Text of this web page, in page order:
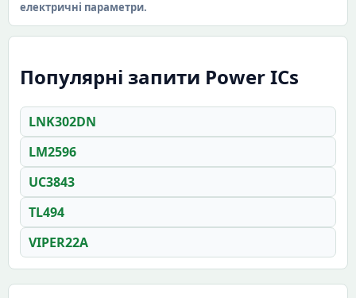
електричні параметри.
Популярні запити Power ICs
LNK302DN
LM2596
UC3843
TL494
VIPER22A